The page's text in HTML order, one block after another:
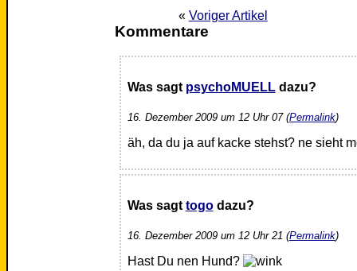
« Voriger Artikel
Kommentare
Was sagt psychoMUELLdazu?
16. Dezember 2009 um 12 Uhr 07 (Permalink)
äh, da du ja auf kacke stehst? ne sieht
Was sagt togodazu?
16. Dezember 2009 um 12 Uhr 21 (Permalink)
Hast Du nen Hund?